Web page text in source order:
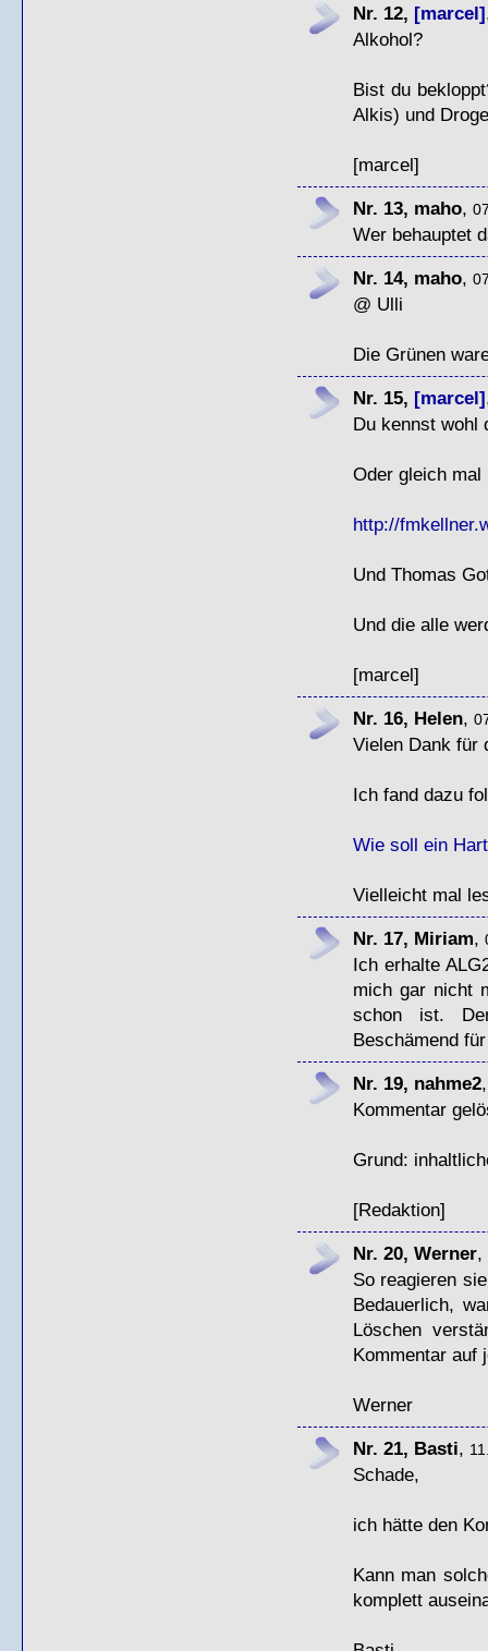
Nr. 12, [marcel]
Alkohol?
Bist du
Alkis) und
[marcel]
Nr. 13, maho,
Wer behauptet
Nr. 14, maho,
@ Ulli
Die Grünen
Nr. 15, [marcel]
Du kennst wohl
Oder gleich mal
http://
Und Thomas
Und die alle
[marcel]
Nr. 16, Helen,
Vielen Dank für
Ich fand dazu
Wie soll ein
Vielleicht mal
Nr. 17, Miriam,
Ich erhalte
mich gar nicht
schon ist.
Beschämend
Nr. 19, nahme2
Kommentar
Grund:
[Redaktion]
Nr. 20, Werner,
So reagieren
Bedauerlich,
Löschen
Kommentar auf
Werner
Nr. 21, Basti,
Schade,
ich hätte den
Kann man
komplett